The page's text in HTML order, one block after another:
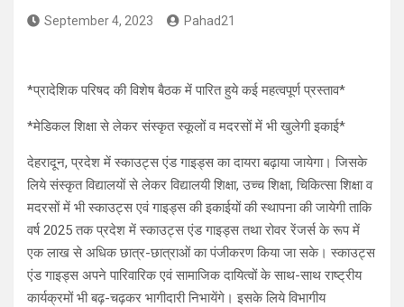
September 4, 2023 Pahad21
*प्रादेशिक परिषद की विशेष बैठक में पारित हुये कई महत्वपूर्ण प्रस्ताव*
*मेडिकल शिक्षा से लेकर संस्कृत स्कूलों व मदरसों में भी खुलेगी इकाई*
देहरादून, प्रदेश में स्काउट्स एंड गाइड्स का दायरा बढ़ाया जायेगा। जिसके
लिये संस्कृत विद्यालयों से लेकर विद्यालयी शिक्षा, उच्च शिक्षा, चिकित्सा शिक्षा व
मदरसों में भी स्काउट्स एवं गाइड्स की इकाईयों की स्थापना की जायेगी ताकि
वर्ष 2025 तक प्रदेश में स्काउट्स एंड गाइड्स तथा रोवर रेंजर्स के रूप में
एक लाख से अधिक छात्र-छात्राओं का पंजीकरण किया जा सके। स्काउट्स
एंड गाइड्स अपने पारिवारिक एवं सामाजिक दायित्वों के साथ-साथ राष्ट्रीय
कार्यक्रमों भी बढ़-चढ़कर भागीदारी निभायेंगे। इसके लिये विभागीय